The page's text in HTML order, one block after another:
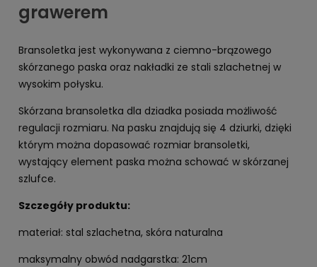
grawerem
Bransoletka jest wykonywana z ciemno-brązowego
skórzanego paska oraz nakładki ze stali szlachetnej w
wysokim połysku.
Skórzana bransoletka dla dziadka posiada możliwość
regulacji rozmiaru. Na pasku znajdują się 4 dziurki, dzięki
którym można dopasować rozmiar bransoletki,
wystający element paska można schować w skórzanej
szlufce.
Szczegóły produktu:
materiał: stal szlachetna, skóra naturalna
maksymalny obwód nadgarstka: 21cm